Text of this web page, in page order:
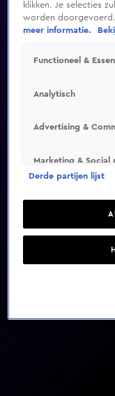
Video
klikken. Je selecties
worden doorgevoerd.
meer informatie.
Functioneel &
Analytisch
Advertising &
Marketing & Social
Derde partijen lijst